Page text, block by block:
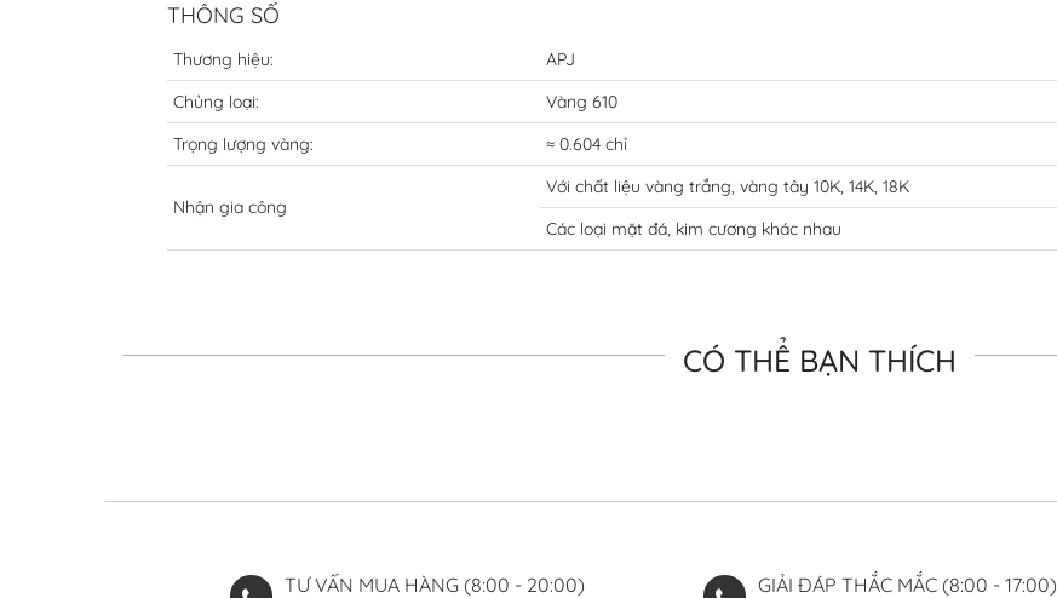
THÔNG SỐ
Thương hiệu:
APJ
Chủng loại:
Vàng 610
Trọng lượng vàng:
≈ 0.604 chỉ
Nhận gia công
Với chất liệu vàng trắng, vàng tây 10K, 14K, 18K
Các loại mặt đá, kim cương khác nhau
CÓ THỂ BẠN THÍCH
TƯ VẤN MUA HÀNG (8:00 - 20:00) GIẢI ĐÁP THẮC MẮC (8:00 - 17:00)